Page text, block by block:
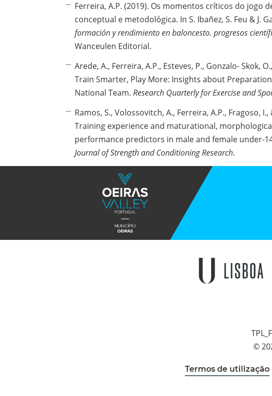
Ferreira, A.P. (2019). Os momentos críticos do jogo
conceptual e metodológica. In S. Ibañez, S. Feu & J.
formación y rendimiento en baloncesto. progresos
Wanceulen Editorial.
Arede, A., Ferreira, A.P., Esteves, P., Gonzalo- Skok,
Train Smarter, Play More: Insights about
National Team. Research Quarterly for Exercise and
Ramos, S., Volossovitch, A., Ferreira, A.P., Fragoso,
Training experience and maturational,
performance predictors in male and female under-
Journal of Strength and Conditioning Research.
©
Termos de utilização